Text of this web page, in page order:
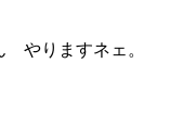
やりますネェ。